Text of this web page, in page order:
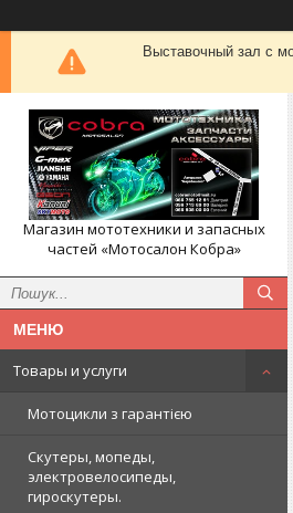
Выставочный зал с
Магазин мототехники и запасных
частей «Мотосалон Кобра»
Товары и услуги
Мотоцикли з гарантією
Скутеры, мопеды,
электровелосипеды,
гироскутеры.